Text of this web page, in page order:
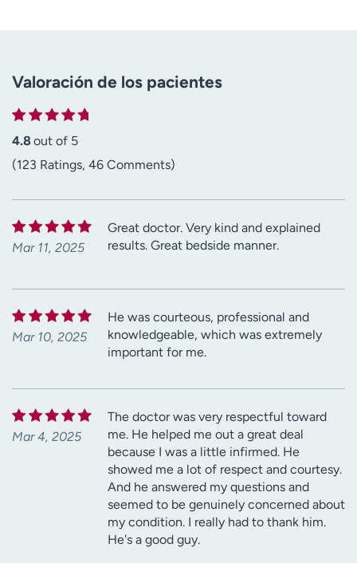
Valoración de los pacientes
4.8 out of 5
(123 Ratings, 46 Comments)
Mar 11, 2025
Great doctor. Very kind and explained
results. Great bedside manner.
Mar 10, 2025
He was courteous, professional and
knowledgeable, which was extremely
important for me.
Mar 4, 2025
The doctor was very respectful toward
me. He helped me out a great deal
because I was a little infirmed. He
showed me a lot of respect and courtesy.
And he answered my questions and
seemed to be genuinely concerned about
my condition. I really had to thank him.
He's a good guy.